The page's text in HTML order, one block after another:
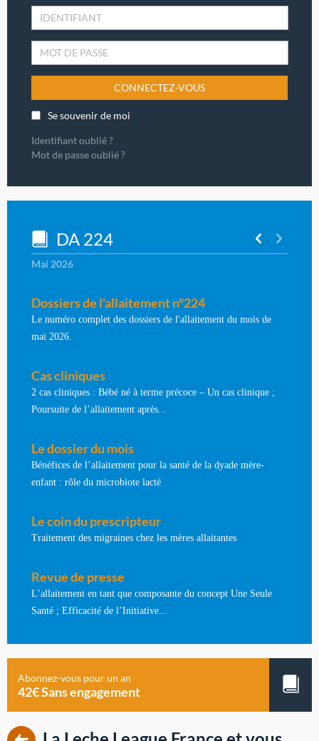
CONNECTEZ-VOUS
Se souvenir de moi
Identifiant oublié ?
Mot de passe oublié ?
DA 224
Mai 2026
Dossiers de l'allaitement n°224
Le numéro complet des dossiers de l'allaitement du mois de
mai 2026.
Cas cliniques
2 cas cliniques : Bébé né à terme précoce – Un cas clinique ;
Poursuite de l’allaitement après...
Le dossier du mois
Bénéfices de l’allaitement pour la santé de la dyade mère-
enfant : rôle du microbiote lacté
Le coin du prescripteur
Traitement des migraines chez les mères allaitantes
Revue de presse
L’allaitement en tant que composante du concept Une Seule
Santé ; Efficacité de l’Initiative...
Abonnez-vous pour un an
42€ Sans engagement